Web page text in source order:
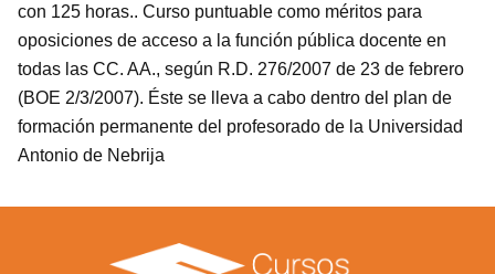
con 125 horas.. Curso puntuable como méritos para
oposiciones de acceso a la función pública docente en
todas las CC. AA., según R.D. 276/2007 de 23 de febrero
(BOE 2/3/2007). Éste se lleva a cabo dentro del plan de
formación permanente del profesorado de la Universidad
Antonio de Nebrija